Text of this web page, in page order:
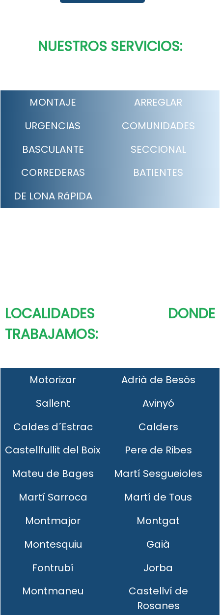
NUESTROS SERVICIOS:
MONTAJE
ARREGLAR
URGENCIAS
COMUNIDADES
BASCULANTE
SECCIONAL
CORREDERAS
BATIENTES
DE LONA RáPIDA
LOCALIDADES DONDE
TRABAJAMOS:
Motorizar
Adrià de Besòs
Sallent
Avinyó
Caldes d´Estrac
Calders
Castellfullit del Boix
Pere de Ribes
Mateu de Bages
Martí Sesgueioles
Martí Sarroca
Martí de Tous
Montmajor
Montgat
Montesquiu
Gaià
Fontrubí
Jorba
Montmaneu
Castellví de
Rosanes